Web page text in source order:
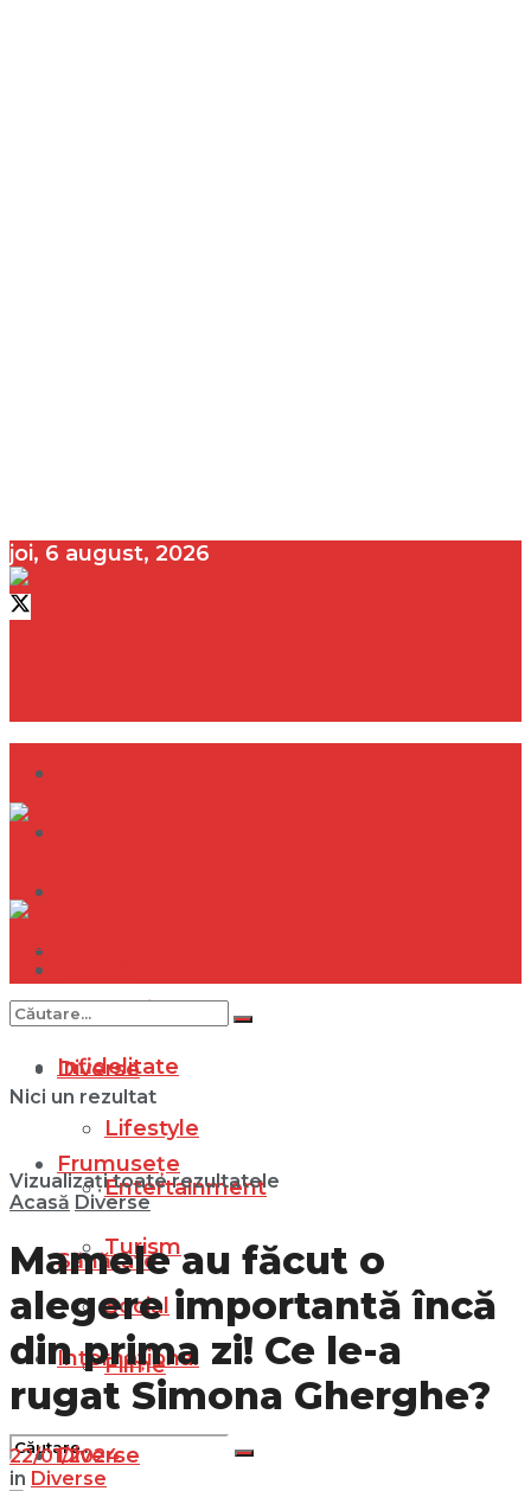
joi, 6 august, 2026
Internațional
Diverse
Lifestyle
Entertainment
Turism
Social
Filme
Infidelitate
Frumusețe
Sănătate
Internațional
Diverse
Nici un rezultat
Vizualizați toate rezultatele
Acasă Diverse
Mamele au făcut o
alegere importantă încă
din prima zi! Ce le-a
rugat Simona Gherghe?
22/01/2024
in Diverse